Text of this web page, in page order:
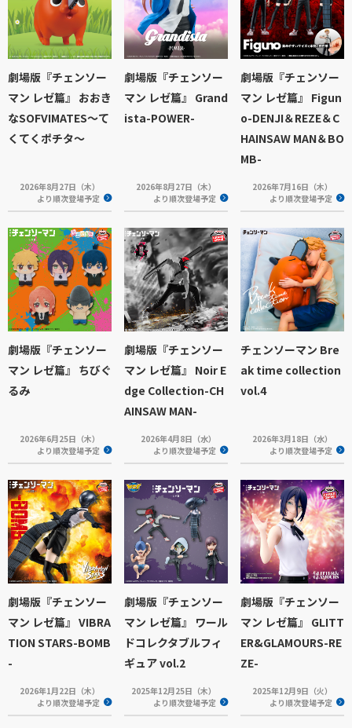
劇場版『チェンソー
マン レゼ篇』 おおき
なSOFVIMATES～て
くてくポチタ～
2026年8月27日（木）
より順次登場予定
劇場版『チェンソー
マン レゼ篇』 Grand
ista-POWER-
2026年8月27日（木）
より順次登場予定
劇場版『チェンソー
マン レゼ篇』 Figun
o-DENJI＆REZE＆C
HAINSAW MAN＆BO
MB-
2026年7月16日（木）
より順次登場予定
劇場版『チェンソー
マン レゼ篇』 ちびぐ
るみ
2026年6月25日（木）
より順次登場予定
劇場版『チェンソー
マン レゼ篇』 Noir E
dge Collection-CH
AINSAW MAN-
2026年4月8日（水）
より順次登場予定
チェンソーマン Bre
ak time collection
vol.4
2026年3月18日（水）
より順次登場予定
劇場版『チェンソー
マン レゼ篇』 VIBRA
TION STARS-BOMB
-
2026年1月22日（木）
より順次登場予定
劇場版『チェンソー
マン レゼ篇』 ワール
ドコレクタブルフィ
ギュア vol.2
2025年12月25日（木）
より順次登場予定
劇場版『チェンソー
マン レゼ篇』 GLITT
ER&GLAMOURS-RE
ZE-
2025年12月9日（火）
より順次登場予定